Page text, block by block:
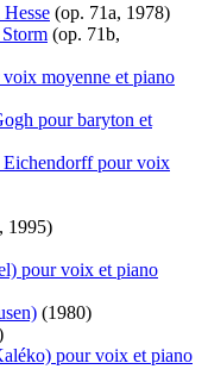
(op. 71a, 1978)
(op. 71b,
moyenne et piano
pour baryton et
Eichendorff pour voix
1995)
pour voix et piano
(1980)
pour voix et piano